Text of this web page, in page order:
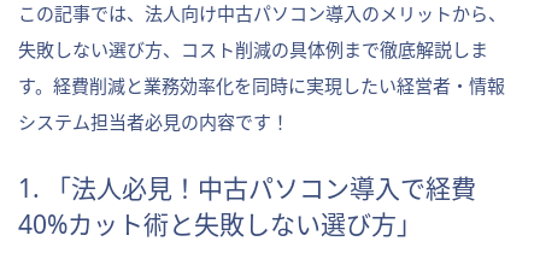
この記事では、法人向け中古パソコン導入のメリットから、
失敗しない選び方、コスト削減の具体例まで徹底解説しま
す。経費削減と業務効率化を同時に実現したい経営者・情報
システム担当者必見の内容です！
1. 「法人必見！中古パソコン導入で経費
40%カット術と失敗しない選び方」